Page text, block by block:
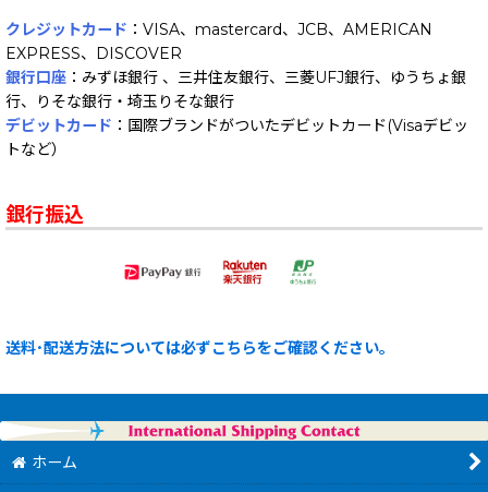
クレジットカード ：VISA、mastercard、JCB、AMERICAN
EXPRESS、DISCOVER
銀行口座 ：みずほ銀行 、三井住友銀行、三菱UFJ銀行、ゆうちょ銀
行、りそな銀行・埼玉りそな銀行
デビットカード ：国際ブランドがついたデビットカード(Visaデビッ
トなど）
銀行振込
送料･配送方法については必ずこちらをご確認ください。
ホーム